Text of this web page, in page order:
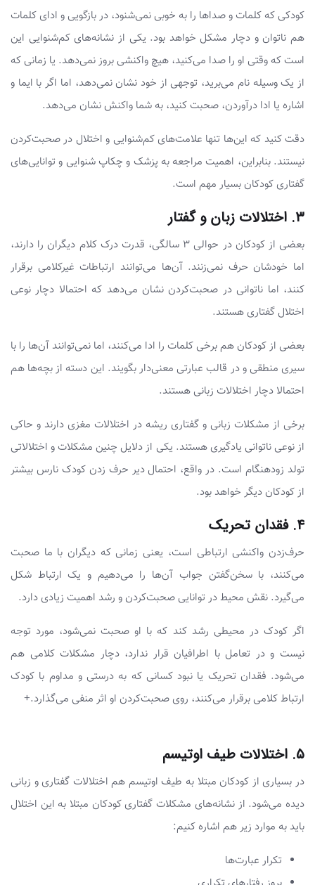
کودکی که کلمات و صداها را به‌ خوبی نمی‌شنود، در بازگویی و ادای کلمات
هم ناتوان و دچار مشکل خواهد بود. یکی از نشانه‌های کم‌شنوایی این
است که وقتی او را صدا می‌کنید، هیچ واکنشی بروز نمی‌دهد. یا زمانی که
از یک وسیله نام می‌برید، توجهی از خود نشان نمی‌دهد، اما اگر با ایما و
اشاره یا ادا درآوردن، صحبت کنید، به شما واکنش نشان می‌دهد.
دقت کنید که این‌ها تنها علامت‌های کم‌شنوایی و اختلال در صحبت‌کردن
نیستند. بنابراین، اهمیت مراجعه به پزشک و چکاپ شنوایی و توانایی‌های
گفتاری کودکان بسیار مهم است.
۳. اختلالات زبان و گفتار
بعضی از کودکان در حوالی ۳ سالگی، قدرت درک کلام دیگران را دارند،
اما خودشان حرف نمی‌زنند. آن‌ها می‌توانند ارتباطات غیرکلامی برقرار
کنند، اما ناتوانی در صحبت‌کردن نشان می‌دهد که احتمالا دچار نوعی
اختلال گفتاری هستند.
بعضی از کودکان هم برخی کلمات را ادا می‌کنند، اما نمی‌توانند آن‌ها را با
سیری منطقی و در قالب عبارتی معنی‌دار بگویند. این دسته از بچه‌ها هم
احتمالا دچار اختلالات زبانی هستند.
برخی از مشکلات زبانی و گفتاری ریشه در اختلالات مغزی دارند و حاکی
از نوعی ناتوانی یادگیری هستند. یکی از دلایل چنین مشکلات و اختلالاتی
تولد زودهنگام است. در واقع، احتمال دیر حرف زدن کودک نارس بیشتر
از کودکان دیگر خواهد بود.
۴. فقدان تحریک
حرف‌زدن واکنشی ارتباطی است، یعنی زمانی که دیگران با ما صحبت
می‌کنند، با سخن‌گفتن جواب آن‌ها را می‌دهیم و یک ارتباط شکل
می‌گیرد. نقش محیط در توانایی صحبت‌کردن و رشد اهمیت زیادی دارد.
اگر کودک در محیطی رشد کند که با او صحبت نمی‌شود، مورد توجه
نیست و در تعامل با اطرافیان قرار ندارد، دچار مشکلات کلامی هم
می‌شود. فقدان تحریک یا نبود کسانی که به‌ درستی و مداوم با کودک
ارتباط کلامی برقرار می‌کنند، روی صحبت‌کردن او اثر منفی می‌گذارد.+
۵. اختلالات طیف اوتیسم
در بسیاری از کودکان مبتلا به طیف اوتیسم هم اختلالات گفتاری و زبانی
دیده می‌شود. از نشانه‌های مشکلات گفتاری کودکان مبتلا به این اختلال
باید به موارد زیر هم اشاره کنیم:
تکرار عبارت‌ها